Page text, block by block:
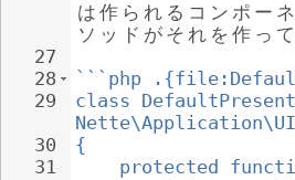
27
28
29
30
31
は 作 ら れ る コ ン ポ ー ネ
ソ ッ ド が そ れ を 作 っ て
```php
class
{
protected